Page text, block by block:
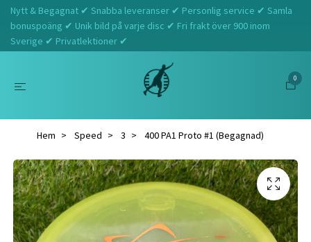
Nytt & Begagnat ✔ Snabba leveranser ✔ Personlig service ✔ Samla
bonuspoäng ✔ Unik bild på varje disc ✔ Fri frakt över 900 inom
Sverige ✔ Privatlektioner ✔
0
Hem Speed 3 400 PA1 Proto #1 (Begagnad)